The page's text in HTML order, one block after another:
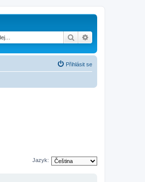
Hledat
Přihlásit se
Jazyk: